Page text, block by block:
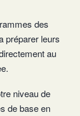
des
préparer leurs
au
niveau de
de base en